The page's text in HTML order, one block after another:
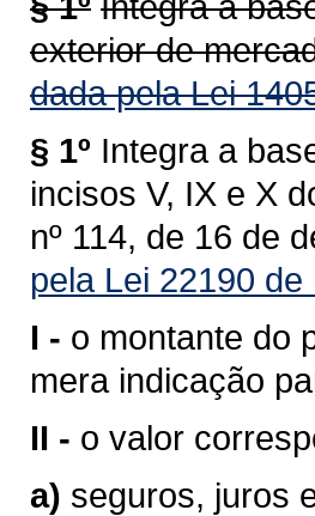
exterior de
dada pela Lei
§ 1º Integra a
incisos V, IX e X
nº 114, de 16 de
pela Lei 22190 de
I - o montante do
mera indicação
II - o valor
a) seguros, juros